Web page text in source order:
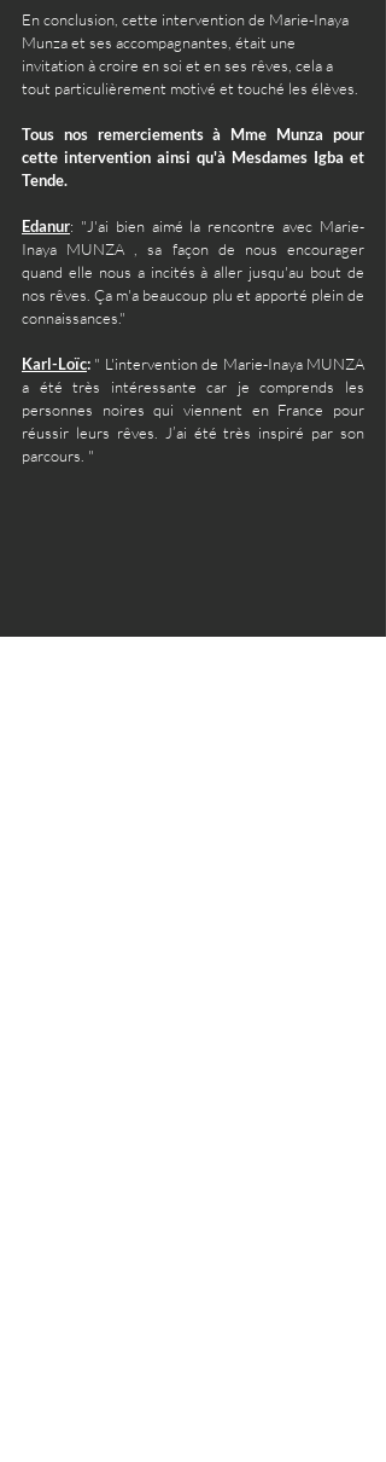
En conclusion, cette intervention de Marie-Inaya
Munza et ses accompagnantes, était une
invitation à croire en soi et en ses rêves, cela a
tout particulièrement motivé et touché les élèves.
Tous nos remerciements à Mme Munza pour
cette intervention ainsi qu'à Mesdames Igba et
Tende.
Edanur: "J'ai bien aimé la rencontre avec Marie-
Inaya MUNZA , sa façon de nous encourager
quand elle nous a incités à aller jusqu'au bout de
nos rêves. Ça m'a beaucoup plu et apporté plein de
connaissances."
Karl-Loïc: " L'intervention de Marie-Inaya MUNZA
a été très intéressante car je comprends les
personnes noires qui viennent en France pour
réussir leurs rêves. J’ai été très inspiré par son
parcours. "